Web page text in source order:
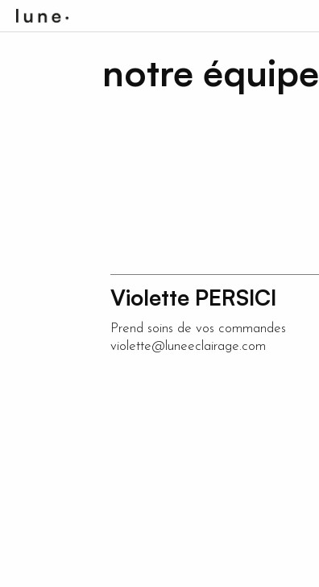
notre équipe
Violette PERSICI
Prend soins de vos commandes
violette@luneeclairage.com